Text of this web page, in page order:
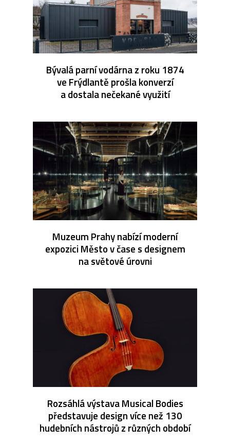
Bývalá parní vodárna z roku 1874
ve Frýdlantě prošla konverzí
a dostala nečekané využití
Muzeum Prahy nabízí moderní
expozici Město v čase s designem
na světové úrovni
Rozsáhlá výstava Musical Bodies
představuje design více než 130
hudebních nástrojů z různých období